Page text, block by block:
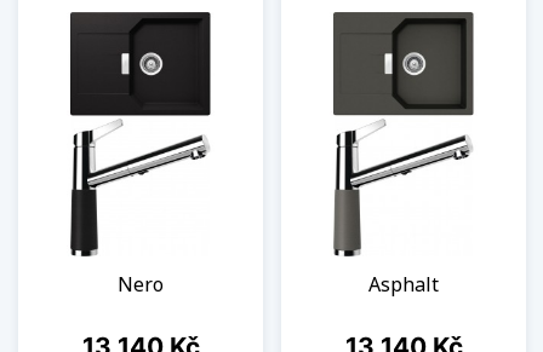
Nero
Cena
Asphalt
Cena